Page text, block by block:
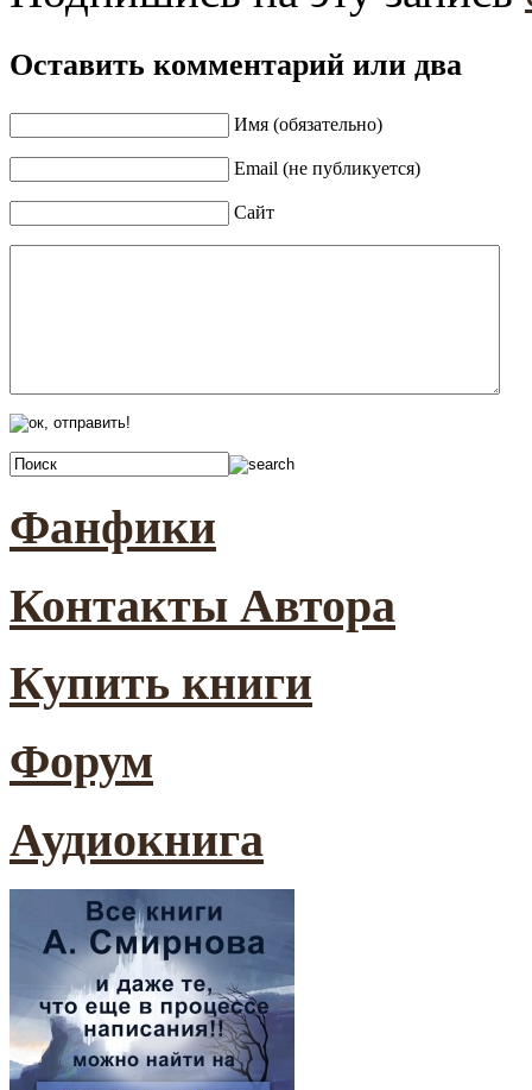
Оставить комментарий или два
Имя (обязательно)
Email (не публикуется)
Сайт
Фанфики
Контакты Автора
Купить книги
Форум
Аудиокнига